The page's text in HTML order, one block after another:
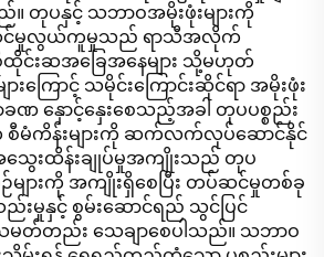
။ တုပနှင့် သဘာဝအမိုးဖုံးများကို
င်မှုလွယ်ကူမှုသည် ရာသီအလိုက်
ထိုင်းဆအခြေအနေများ သို့မဟုတ်
ားကြောင့် သမိုင်းကြောင်းဆိုင်ရာ အမိုးဖုံး
ခဏ နှောင့်နှေးစေသည့်အခါ တုပပစ္စည်း
စီမံကိန်းများကို ဆက်လက်လုပ်ဆောင်နိုင်
ေးထိန်းချုပ်မှုအကျိုးသည် တုပ
ျားကို အကျိုးရှိစေပြီး တပ်ဆင်မှုတစ်ခု
မှုနှင့် စွမ်းဆောင်ရည် သွင်ပြင်
မတ်တည်း သေချာစေပါသည်။ သဘာဝ